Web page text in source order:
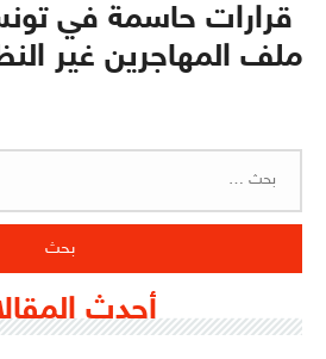
قرارات حاسمة في
ملف المهاجرين غير
أحدث